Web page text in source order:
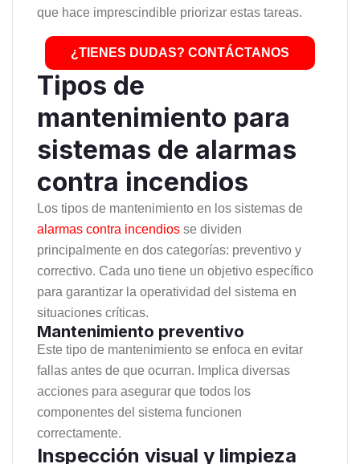
que hace imprescindible priorizar estas tareas.
¿TIENES DUDAS? CONTÁCTANOS
Tipos de
mantenimiento para
sistemas de alarmas
contra incendios
Los tipos de mantenimiento en los sistemas de
alarmas contra incendios se dividen
principalmente en dos categorías: preventivo y
correctivo. Cada uno tiene un objetivo específico
para garantizar la operatividad del sistema en
situaciones críticas.
Mantenimiento preventivo
Este tipo de mantenimiento se enfoca en evitar
fallas antes de que ocurran. Implica diversas
acciones para asegurar que todos los
componentes del sistema funcionen
correctamente.
Inspección visual y limpieza